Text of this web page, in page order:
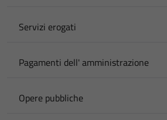
Servizi erogati
Pagamenti dell' amministrazione
Opere pubbliche